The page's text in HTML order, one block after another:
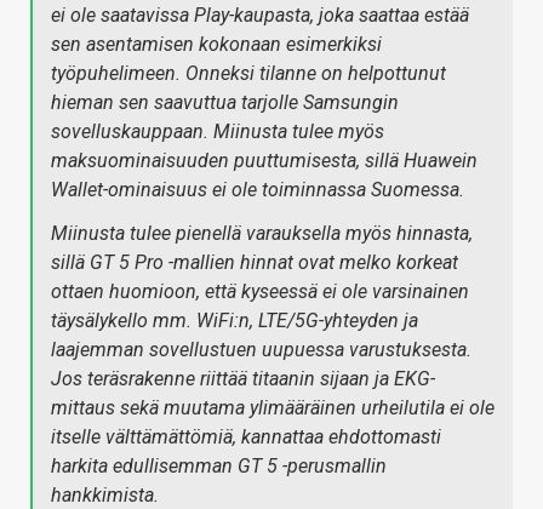
ei ole saatavissa Play-kaupasta, joka saattaa estää
sen asentamisen kokonaan esimerkiksi
työpuhelimeen. Onneksi tilanne on helpottunut
hieman sen saavuttua tarjolle Samsungin
sovelluskauppaan. Miinusta tulee myös
maksuominaisuuden puuttumisesta, sillä Huawein
Wallet-ominaisuus ei ole toiminnassa Suomessa.
Miinusta tulee pienellä varauksella myös hinnasta,
sillä GT 5 Pro -mallien hinnat ovat melko korkeat
ottaen huomioon, että kyseessä ei ole varsinainen
täysälykello mm. WiFi:n, LTE/5G-yhteyden ja
laajemman sovellustuen uupuessa varustuksesta.
Jos teräsrakenne riittää titaanin sijaan ja EKG-
mittaus sekä muutama ylimääräinen urheilutila ei ole
itselle välttämättömiä, kannattaa ehdottomasti
harkita edullisemman GT 5 -perusmallin
hankkimista.